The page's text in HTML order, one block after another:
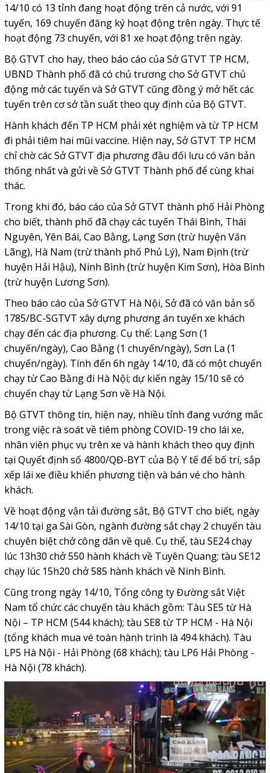
14/10 có 13 tỉnh đang hoạt động trên cả nước, với 91
tuyến, 169 chuyến đăng ký hoạt động trên ngày. Thực tế
hoạt động 73 chuyến, với 81 xe hoạt động trên ngày.
Bộ GTVT cho hay, theo báo cáo của Sở GTVT TP HCM,
UBND Thành phố đã có chủ trương cho Sở GTVT chủ
động mở các tuyến và Sở GTVT cũng đồng ý mở hết các
tuyến trên cơ sở tần suất theo quy định của Bộ GTVT.
Hành khách đến TP HCM phải xét nghiệm và từ TP HCM
đi phải tiêm hai mũi vaccine. Hiện nay, Sở GTVT TP HCM
chỉ chờ các Sở GTVT địa phương đầu đối lưu có văn bản
thống nhất và gửi về Sở GTVT Thành phố để cùng khai
thác.
Trong khi đó, báo cáo của Sở GTVT thành phố Hải Phòng
cho biết, thành phố đã chạy các tuyến Thái Bình, Thái
Nguyên, Yên Bái, Cao Bằng, Lạng Sơn (trừ huyện Văn
Lãng), Hà Nam (trừ thành phố Phủ Lý), Nam Định (trừ
huyện Hải Hậu), Ninh Bình (trừ huyện Kim Sơn), Hòa Bình
(trừ huyện Lương Sơn).
Theo báo cáo của Sở GTVT Hà Nội, Sở đã có văn bản số
1785/BC-SGTVT xây dựng phương án tuyến xe khách
chạy đến các địa phương. Cụ thể: Lạng Sơn (1
chuyến/ngày), Cao Bằng (1 chuyến/ngày), Sơn La (1
chuyến/ngày). Tính đến 6h ngày 14/10, đã có một chuyến
chạy từ Cao Bằng đi Hà Nội; dự kiến ngày 15/10 sẽ có
chuyến chạy từ Lạng Sơn về Hà Nội.
Bộ GTVT thông tin, hiện nay, nhiều tỉnh đang vướng mắc
trong việc rà soát về tiêm phòng COVID-19 cho lái xe,
nhân viên phục vụ trên xe và hành khách theo quy định
tại Quyết định số 4800/QĐ-BYT của Bộ Y tế để bố trí, sắp
xếp lái xe điều khiển phương tiện và bán vé cho hành
khách.
Về hoạt động vận tải đường sắt, Bộ GTVT cho biết, ngày
14/10 tại ga Sài Gòn, ngành đường sắt chạy 2 chuyến tàu
chuyên biệt chở công dân về quê. Cụ thể, tàu SE24 chạy
lúc 13h30 chở 550 hành khách về Tuyên Quang; tàu SE12
chạy lúc 15h20 chở 585 hành khách về Ninh Bình.
Cũng trong ngày 14/10, Tổng công ty Đường sắt Việt
Nam tổ chức các chuyến tàu khách gồm: Tàu SE5 từ Hà
Nội – TP HCM (544 khách); tàu SE8 từ TP HCM - Hà Nội
(tổng khách mua vé toàn hành trình là 494 khách). Tàu
LP5 Hà Nội - Hải Phòng (68 khách); tàu LP6 Hải Phòng -
Hà Nội (78 khách).